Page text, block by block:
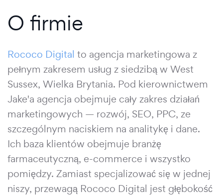
O firmie
Rococo Digital to agencja marketingowa z
pełnym zakresem usług z siedzibą w West
Sussex, Wielka Brytania. Pod kierownictwem
Jake'a agencja obejmuje cały zakres działań
marketingowych — rozwój, SEO, PPC, ze
szczególnym naciskiem na analitykę i dane.
Ich baza klientów obejmuje branżę
farmaceutyczną, e-commerce i wszystko
pomiędzy. Zamiast specjalizować się w jednej
niszy, przewagą Rococo Digital jest głębokość